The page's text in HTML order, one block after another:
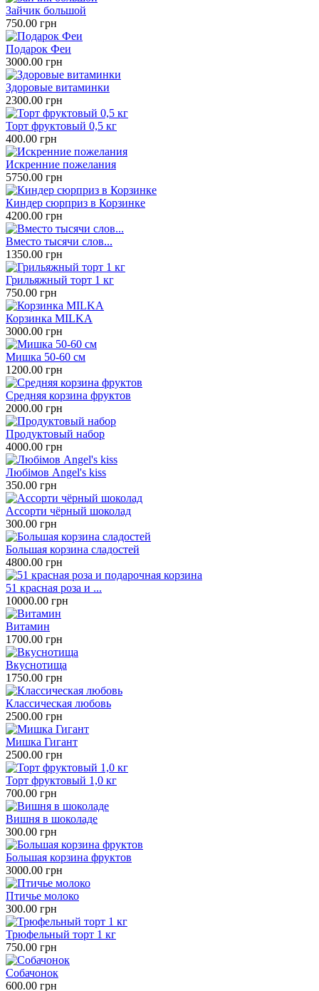
Зайчик большой
750.00 грн
Подарок Феи
3000.00 грн
Здоровые витаминки
2300.00 грн
Торт фруктовый 0,5 кг
400.00 грн
Искренние пожелания
5750.00 грн
Киндер сюрприз в Корзинке
4200.00 грн
Вместо тысячи слов...
1350.00 грн
Грильяжный торт 1 кг
750.00 грн
Корзинка MILKA
3000.00 грн
Мишка 50-60 см
1200.00 грн
Средняя корзина фруктов
2000.00 грн
Продуктовый набор
4000.00 грн
Любімов Angel's kiss
350.00 грн
Ассорти чёрный шоколад
300.00 грн
Большая корзина сладостей
4800.00 грн
51 красная роза и ...
10000.00 грн
Витамин
1700.00 грн
Вкуснотища
1750.00 грн
Классическая любовь
2500.00 грн
Мишка Гигант
2500.00 грн
Торт фруктовый 1,0 кг
700.00 грн
Вишня в шоколаде
300.00 грн
Большая корзина фруктов
3000.00 грн
Птичье молоко
300.00 грн
Трюфельный торт 1 кг
750.00 грн
Собачонок
600.00 грн